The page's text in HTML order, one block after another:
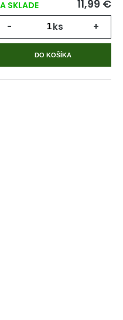
SKLADE 11,99 €
- ks +
DO KOŠÍKA